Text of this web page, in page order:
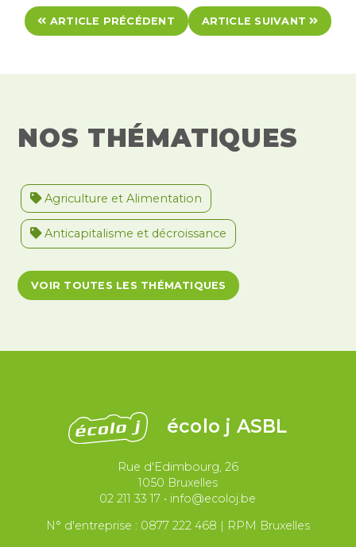
ARTICLE PRÉCÉDENT ARTICLE SUIVANT
NOS THÉMATIQUES
Agriculture et Alimentation
Anticapitalisme et décroissance
Antiracisme et décolonisation
Antivalidisme Climat et environnement
Justice et violences policières
Migrations et asile
Paix et droit international
VOIR TOUTES LES THÉMATIQUES
écolo j ASBL
Rue d'Edimbourg, 26
1050 Bruxelles
02 211 33 17 • info@ecoloj.be
N° d'entreprise : 0877 222 468 | RPM Bruxelles